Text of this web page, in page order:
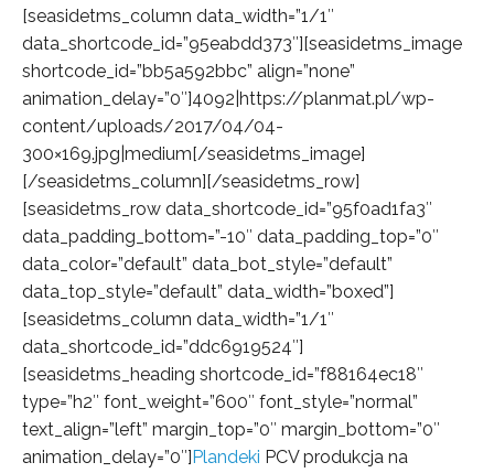
[seasidetms_column data_width=”1/1″
data_shortcode_id=”95eabdd373″][seasidetms_image
shortcode_id=”bb5a592bbc” align=”none”
animation_delay=”0″]4092|https://planmat.pl/wp-
content/uploads/2017/04/04-
300×169.jpg|medium[/seasidetms_image]
[/seasidetms_column][/seasidetms_row]
[seasidetms_row data_shortcode_id=”95f0ad1fa3″
data_padding_bottom=”-10″ data_padding_top=”0″
data_color=”default” data_bot_style=”default”
data_top_style=”default” data_width=”boxed”]
[seasidetms_column data_width=”1/1″
data_shortcode_id=”ddc6919524″]
[seasidetms_heading shortcode_id=”f88164ec18″
type=”h2″ font_weight=”600″ font_style=”normal”
text_align=”left” margin_top=”0″ margin_bottom=”0″
animation_delay=”0″]Plandeki PCV produkcja na